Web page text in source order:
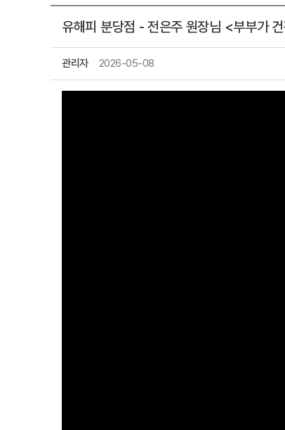
유해피 분당점 - 전은주 원장님 <부부가
관리자 2026-05-08